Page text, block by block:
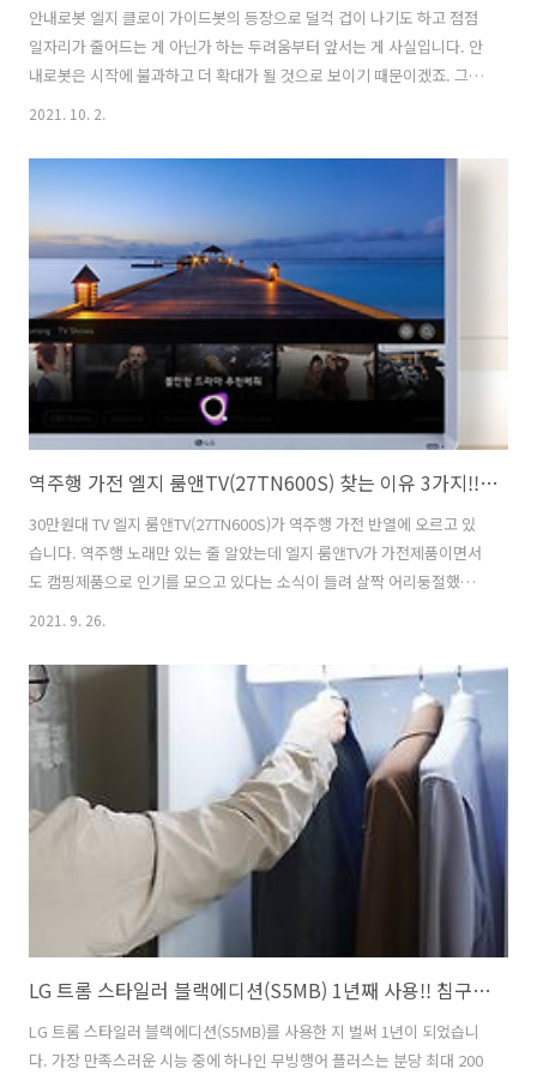
안내로봇 엘지 클로이 가이드봇의 등장으로 덜컥 겁이 나기도 하고 점점
일자리가 줄어드는 게 아닌가 하는 두려움부터 앞서는 게 사실입니다. 안
내로봇은 시작에 불과하고 더 확대가 될 것으로 보이기 때문이겠죠. 그러
미 안내 역할을 하는 자동화된 시스템은 이미 있었기 때문에 놀랄 일은
아닙니다. 다만 향후 위드 바이러스 시대에 살아가야 하지 때문에 비대면
시스템에 대한 관심은 갖고 있어야 대처할 수 있지 않을까 싶네요. 그럼
어떤 기능을 제공하는지 한번 볼까요. 최신 안내로봇 LG 클로이 가이드
봇 LG전자의 로봇은 가이드봇이외에도 다양한 클로이 라인업이 출시되
었으며 예전에 인천국..
2021. 10. 2.
역주행 가전 엘지 룸앤TV(27TN600S) 찾는 이유 3가지!! 캠핑용과 1인가구용으로 함께 사용해도
30만원대 TV 엘지 룸앤TV(27TN600S)가 역주행 가전 반열에 오르고 있
습니다. 역주행 노래만 있는 줄 알았는데 엘지 룸앤TV가 가전제품이면서
도 캠핑제품으로 인기를 모으고 있다는 소식이 들려 살짝 어리둥절했어
요. 개인적으로 스마트폰의 휴대성과 활용성에 잊고 있었던 가전제품이
인터넷과 유튜브는 물론 넷플릭스, 와챠와 같은 OTT서비스를 즐길 수 있
게 되면서 스마트폰 사업을 접은 LG전자에게 공백을 메꿔주는 역할도 하
고 있는게 아닌가 싶기도 합니다. 1인가구 증가와 코로나19로 인한 집콕
생활 확대 그리고 캠핑의 계절과 맞물려 역주행하는 게 아닐까 싶기도 합
니다. LG전자 룸앤TV 역주행 이유 역주행의 기준은 정하기 나름이고 마
케팅..
2021. 9. 26.
LG 트롬 스타일러 블랙에디션(S5MB) 1년째 사용!! 침구와 인형까지 케어 해봤어!!
LG 트롬 스타일러 블랙에디션(S5MB)를 사용한 지 벌써 1년이 되었습니
다. 가장 만족스러운 시능 중에 하나인 무빙행어 플러스는 분당 최대 200